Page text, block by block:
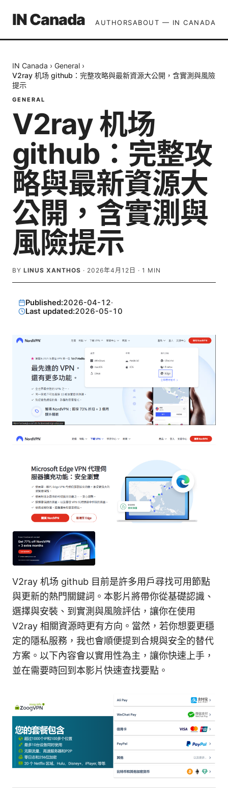
IN Canada AUTHORSABOUT — IN CANADA
IN Canada › General ›
V2ray 机场 github：完整攻略與最新資源大公開，含實測與風險
提示
GENERAL
V2ray 机场
github：完整攻
略與最新資源大
公開，含實測與
風險提示
BY LINUS XANTHOS · 2026年4月12日 · 1 MIN
Published:2026-04-12·
Last updated:2026-05-10
V2ray 机场 github 目前是許多用戶尋找可用節點
與更新的熱門關鍵詞。本影片將帶你從基礎認識、
選擇與安裝、到實測與風險評估，讓你在使用
V2ray 相關資源時更有方向。當然，若你想要更穩
定的隱私服務，我也會順便提到合規與安全的替代
方案。以下內容會以實用性為主，讓你快速上手，
並在需要時回到本影片快速查找要點。